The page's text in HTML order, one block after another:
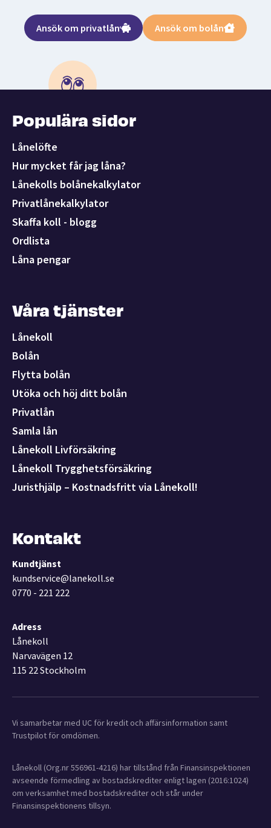
Ansök om privatlån Ansök om bolån
Populära sidor
Lånelöfte
Hur mycket får jag låna?
Lånekolls bolånekalkylator
Privatlånekalkylator
Skaffa koll - blogg
Ordlista
Låna pengar
Våra tjänster
Lånekoll
Bolån
Flytta bolån
Utöka och höj ditt bolån
Privatlån
Samla lån
Lånekoll Livförsäkring
Lånekoll Trygghetsförsäkring
Juristhjälp – Kostnadsfritt via Lånekoll!
Kontakt
Kundtjänst
kundservice@lanekoll.se
0770 - 221 222
Adress
Lånekoll
Narvavägen 12
115 22 Stockholm
Vi samarbetar med UC för kredit och affärsinformation samt
Trustpilot för omdömen.
Lånekoll (Org.nr 556961-4216) har tillstånd från Finansinspektionen
avseende förmedling av bostadskrediter enligt lagen (2016:1024)
om verksamhet med bostadskrediter och står under
Finansinspektionens tillsyn.